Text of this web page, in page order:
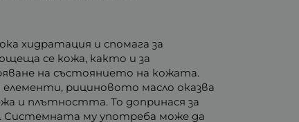
хидратация и спомага за
се кожа, както и за
на състоянието на кожата.
рициновото масло оказва
и плътността. То допринася за
Системната му употреба може да